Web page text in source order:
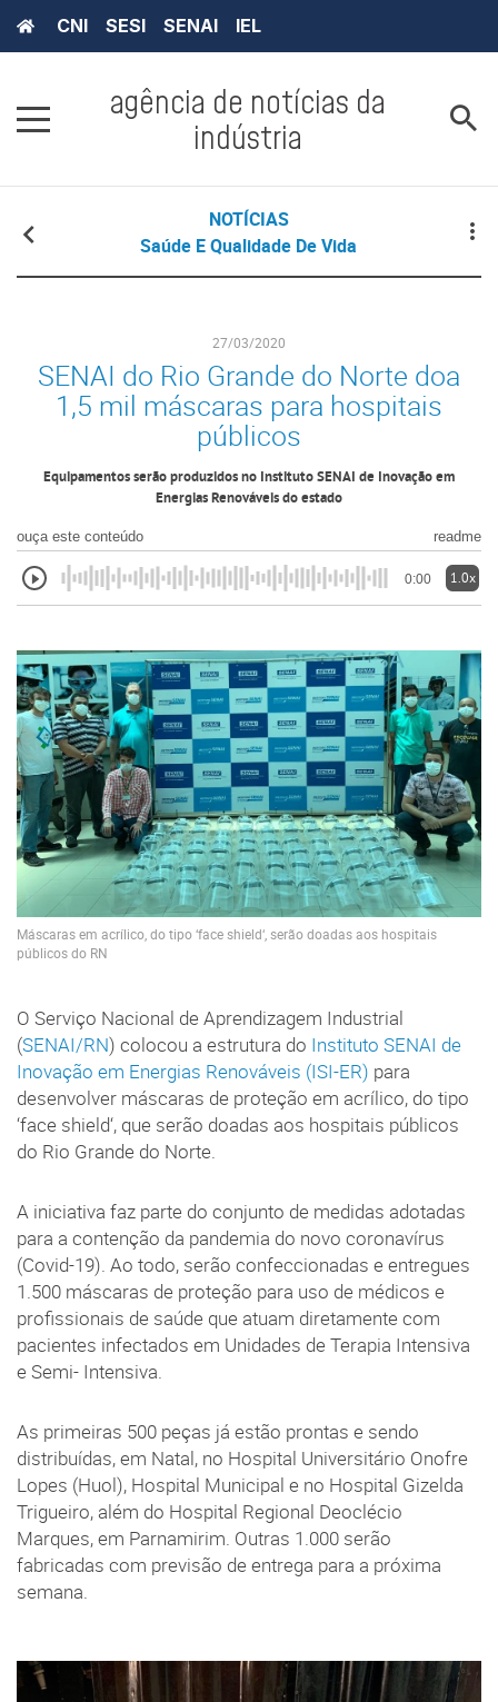
CNI SESI SENAI IEL
agência de notícias da
indústria
NOTÍCIAS
Saúde E Qualidade De Vida
27/03/2020
SENAI do Rio Grande do Norte doa
1,5 mil máscaras para hospitais
públicos
Equipamentos serão produzidos no Instituto SENAI de Inovação em
Energias Renováveis do estado
ouça este conteúdo readme
0:00 1.0x
Máscaras em acrílico, do tipo ‘face shield‘, serão doadas aos hospitais
públicos do RN
O Serviço Nacional de Aprendizagem Industrial
(SENAI/RN) colocou a estrutura do Instituto SENAI de
Inovação em Energias Renováveis (ISI-ER) para
desenvolver máscaras de proteção em acrílico, do tipo
‘face shield‘, que serão doadas aos hospitais públicos
do Rio Grande do Norte.
A iniciativa faz parte do conjunto de medidas adotadas
para a contenção da pandemia do novo coronavírus
(Covid-19). Ao todo, serão confeccionadas e entregues
1.500 máscaras de proteção para uso de médicos e
profissionais de saúde que atuam diretamente com
pacientes infectados em Unidades de Terapia Intensiva
e Semi- Intensiva.
As primeiras 500 peças já estão prontas e sendo
distribuídas, em Natal, no Hospital Universitário Onofre
Lopes (Huol), Hospital Municipal e no Hospital Gizelda
Trigueiro, além do Hospital Regional Deoclécio
Marques, em Parnamirim. Outras 1.000 serão
fabricadas com previsão de entrega para a próxima
semana.